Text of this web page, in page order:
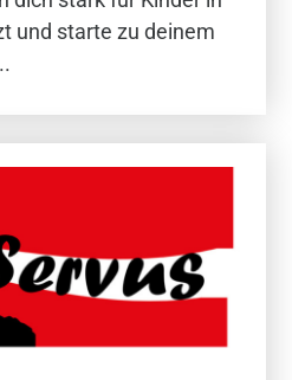
und starte zu deinem